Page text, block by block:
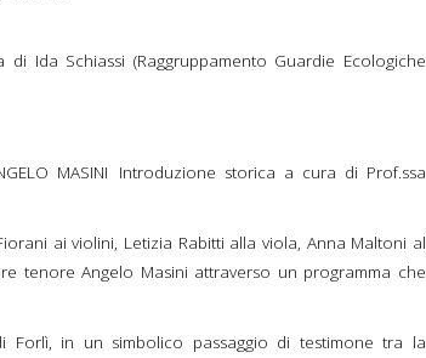
Ida Schiassi (Raggruppamento Guardie Ecologiche
MASINI Introduzione storica a cura di Prof.ssa
ai violini, Letizia Rabitti alla viola, Anna Maltoni al
tenore Angelo Masini attraverso un programma che
Forlì, in un simbolico passaggio di testimone tra la